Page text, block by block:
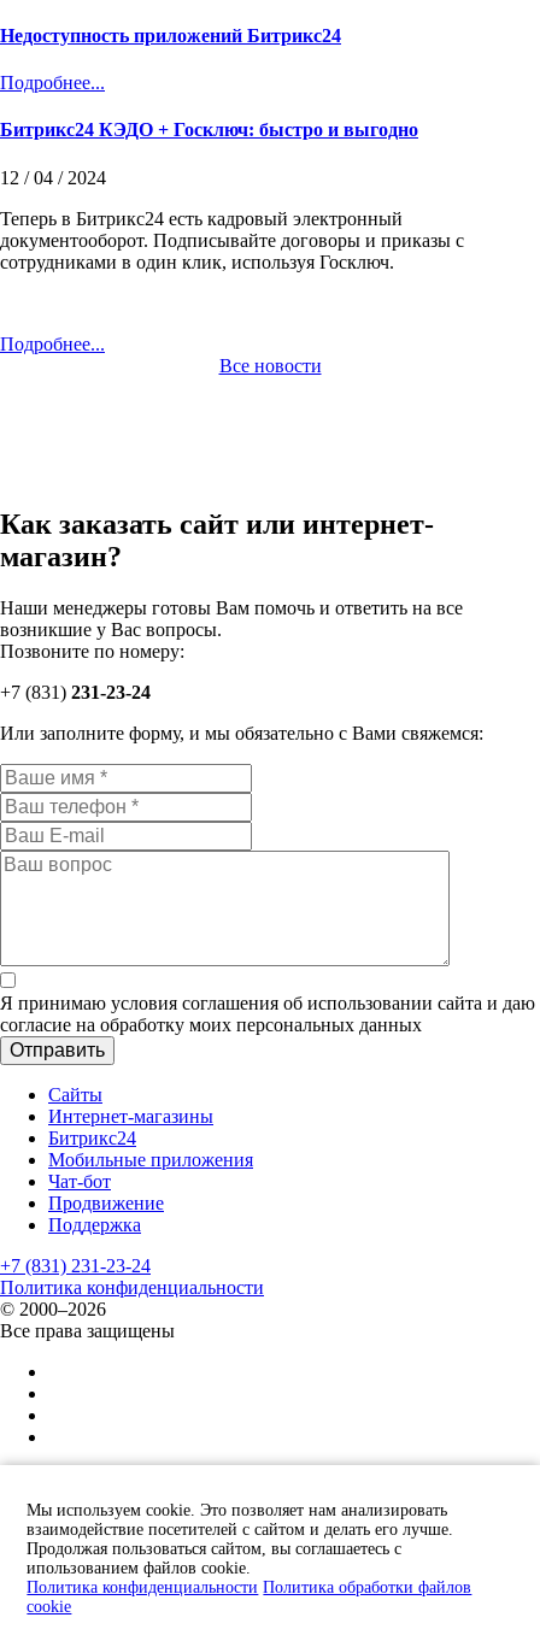
Недоступность приложений Битрикс24
Подробнее...
Битрикс24 КЭДО + Госключ: быстро и выгодно
12 / 04 / 2024
Теперь в Битрикс24 есть кадровый электронный
документооборот. Подписывайте договоры и приказы с
сотрудниками в один клик, используя Госключ.
Подробнее...
Все новости
Как заказать сайт или интернет-
магазин?
Наши менеджеры готовы Вам помочь и ответить на все
возникшие у Вас вопросы.
Позвоните по номеру:
+7 (831) 231-23-24
Или заполните форму, и мы обязательно с Вами свяжемся:
Я принимаю условия соглашения об использовании сайта и даю
согласие на обработку моих персональных данных
Сайты
Интернет-магазины
Битрикс24
Мобильные приложения
Чат-бот
Продвижение
Поддержка
+7 (831) 231-23-24
Политика конфиденциальности
© 2000–2026
Все права защищены
Отправьте заявку и мы Вам перезвоним!
Мы используем cookie. Это позволяет нам анализировать
взаимодействие посетителей с сайтом и делать его лучше.
Продолжая пользоваться сайтом, вы соглашаетесь с
ипользованием файлов cookie.
Политика конфиденциальности Политика обработки файлов
cookie